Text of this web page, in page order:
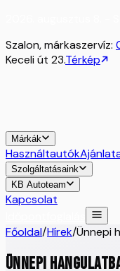
Szalon, márkaszervíz:
Keceli út 23.Térkép
Márkák
Használtautók
Szolgáltatásaink
KB Autoteam
Kapcsolat
Főoldal/Hírek/Ünnepi
Ünnepi